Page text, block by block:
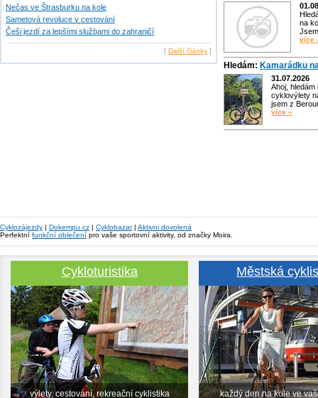
Nečas ve Štrasburku na kole
Sametová revoluce v cestování
Češi jezdí za lepšími službami do zahraničí
[ Další články ]
na
více
Hledám: Kamarádku
31.07.2026
Ahoj,
cyklovýlety
jsem z
více »
Cyklozájezdy | Dokempu.cz | Cyklobazar| Aktivni dovolená
Perfektní funkční oblečení pro vaše sportovní aktivity, od značky Moira.
Cykloturistika
výlety, cestování, rekreační cyklistika
Městská
každý den na kole ve